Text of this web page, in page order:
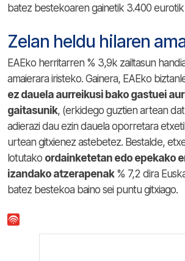
batez bestekoaren gainetik 3.400
Zelan heldu hilaren
EAEko herritarren % 3,9k zailtasun
amaierara iristeko. Gainera, EAEko
ez dauela aurreikusi bako gastuei
gaitasunik, (erkidego guztien artean
adierazi dau ezin dauela oporretara
urtean gitxienez astebetez. Bestalde,
lotutako ordainketetan edo epekako
izandako atzerapenak% 7,2 dira
batez bestekoa baino sei puntu gitxiago.